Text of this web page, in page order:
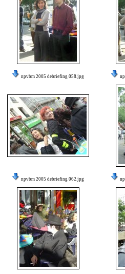
npvbm 2005 debriefing 058.jpg
npvbm 2005 debriefing 062.jpg